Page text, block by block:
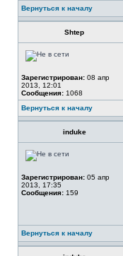
Вернуться к началу
Shtep
Зарегистрирован: 08 апр
2013, 12:01
Сообщения: 1068
Вернуться к началу
induke
Зарегистрирован: 05 апр
2013, 17:35
Сообщения: 159
Вернуться к началу